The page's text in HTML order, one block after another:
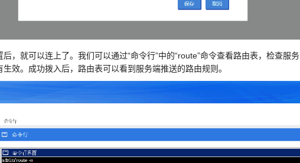
，就可以连上了。我们可以通过“命令行”中的“route”命令查看路由表，检查服务
效。成功拨入后，路由表可以看到服务端推送的路由规则。